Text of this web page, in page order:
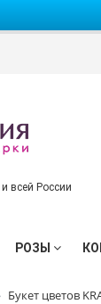
и всей России
РОЗЫ
Букет цветов